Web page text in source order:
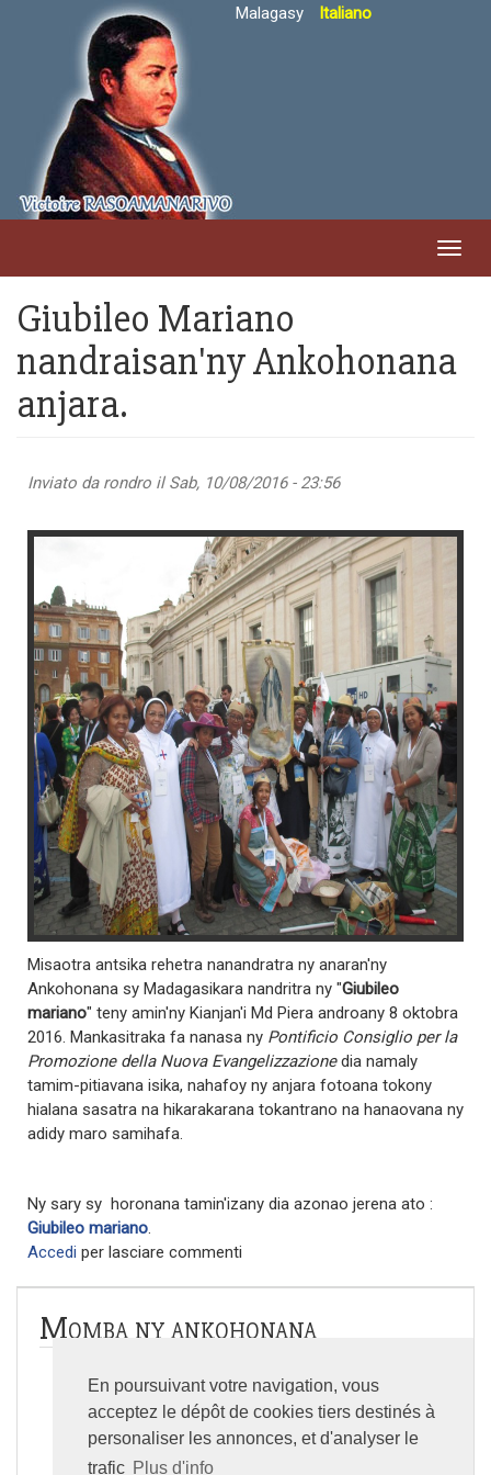
En poursuivant votre navigation, vous
acceptez le dépôt de cookies tiers destinés à
personaliser les annonces, et d'analyser le
trafic Plus d'info
Malagasy Italiano
Giubileo Mariano
nandraisan'ny Ankohonana
anjara.
Inviato da rondro il Sab, 10/08/2016 - 23:56
Misaotra antsika rehetra nanandratra ny anaran'ny
Ankohonana sy Madagasikara nandritra ny "Giubileo
mariano" teny amin'ny Kianjan'i Md Piera androany 8 oktobra
2016. Mankasitraka fa nanasa ny Pontificio Consiglio per la
Promozione della Nuova Evangelizzazionedia namaly
tamim-pitiavana isika, nahafoy ny anjara fotoana tokony
hialana sasatra na hikarakarana tokantrano na hanaovana ny
adidy maro samihafa.
Ny sary sy horonana tamin'izany dia azonao jerena ato :
Giubileo mariano.
Accedi per lasciare commenti
Momba ny ankohonana
Tantara
Toeram-pivavahana